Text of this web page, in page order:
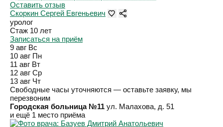
Оставить отзыв
Скоркин Сергей Евгеньевич
уролог
Стаж 10 лет
Записаться на приём
9 авг Вс
10 авг Пн
11 авг Вт
12 авг Ср
13 авг Чт
Свободные часы уточняются — оставьте заявку, мы
перезвоним
Городская больница №11 ул. Малахова, д. 51
и ещё 1 место приёма